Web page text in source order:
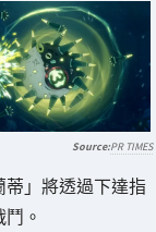
PR TIMES
蒂」將透過下達指
。